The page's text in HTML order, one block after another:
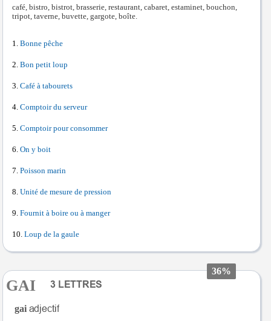
café, bistro, bistrot, brasserie, restaurant, cabaret, estaminet, bouchon,
tripot, taverne, buvette, gargote, boîte.
Bonne pêche
Bon petit loup
Café à tabourets
Comptoir du serveur
Comptoir pour consommer
On y boit
Poisson marin
Unité de mesure de pression
Fournit à boire ou à manger
Loup de la gaule
36%
GAI
gai